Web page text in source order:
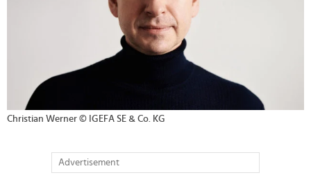
Christian Werner © IGEFA SE & Co. KG
Advertisement